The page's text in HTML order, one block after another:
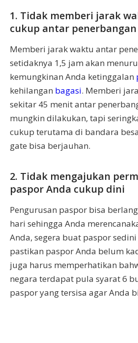
1. Tidak memberi jarak
cukup antar penerbangan
Memberi jarak waktu antar
setidaknya 1,5 jam akan
kemungkinan Anda ketinggalan
kehilangan bagasi. Memberi
sekitar 45 menit antar
mungkin dilakukan, tapi
cukup terutama di bandara
gate bisa berjauhan.
2. Tidak mengajukan
paspor Anda cukup dini
Pengurusan paspor bisa
hari sehingga Anda
Anda, segera buat paspor
pastikan paspor Anda belum
juga harus memperhatikan
negara terdapat pula syarat 6
paspor yang tersisa agar Anda